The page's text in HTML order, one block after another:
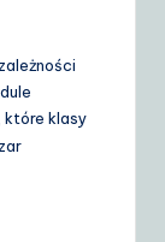
które klasy